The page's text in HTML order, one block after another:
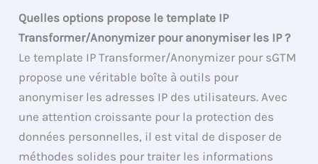
Quelles options propose le template IP
Transformer/Anonymizer pour anonymiser les IP ?
Le template IP Transformer/Anonymizer pour sGTM
propose une véritable boîte à outils pour
anonymiser les adresses IP des utilisateurs. Avec
une attention croissante pour la protection des
données personnelles, il est vital de disposer de
méthodes solides pour traiter les informations